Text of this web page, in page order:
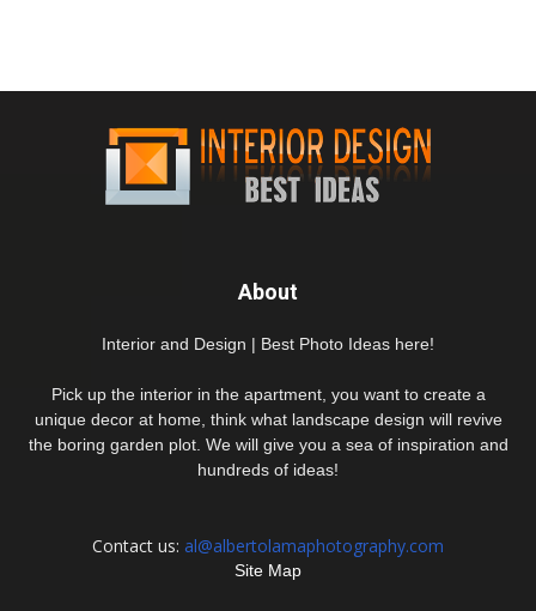
About
Interior and Design | Best Photo Ideas here!
Pick up the interior in the apartment, you want to create a
unique decor at home, think what landscape design will revive
the boring garden plot. We will give you a sea of inspiration and
hundreds of ideas!
Contact us: al@albertolamaphotography.com
Site Map